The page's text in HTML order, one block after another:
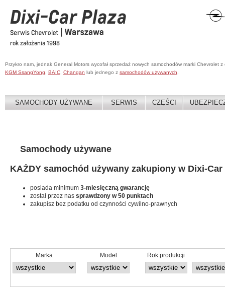
Przykro nam, jednak General Motors wycofał sprzedaż nowych samochodów marki Chevrolet
KGM SsangYong
BAIC Changan lub jednego z samochodów używanych
SAMOCHODY UŻYWANE SERWIS CZĘŚCI
Samochody używane
KAŻDY samochód używany zakupiony w Dixi-Car
posiada minimum 3-miesięczną gwarancję
został przez nas sprawdzony w 50 punktach
zakupisz bez podatku od czynności cywilno-prawnych
Marka Model Rok produkcji